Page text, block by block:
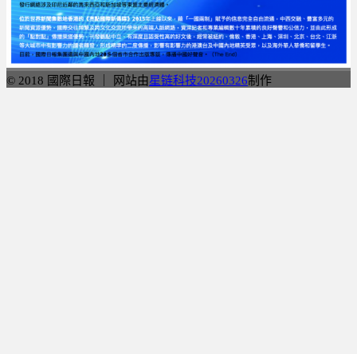
© 2018 國際日報 ｜ 网站由星链科技20260326制作